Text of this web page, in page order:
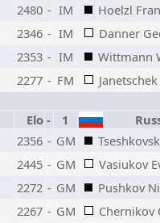
2480 - IM
Hoelzl
2346 - IM
Danner
2353 - IM
Wittmann
2277 - FM
Elo - 1
2356 - GM
2445 - GM
Vasiukov
2272 - GM
Pushkov
2267 - GM
Chernikov